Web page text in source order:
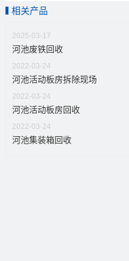
相关产品
2025-03-17
河池废铁回收
2022-03-24
河池活动板房拆除现场
2022-03-24
河池活动板房回收
2022-03-24
河池集装箱回收